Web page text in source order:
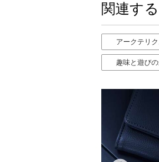
関連す
アークテリ
趣味と遊び